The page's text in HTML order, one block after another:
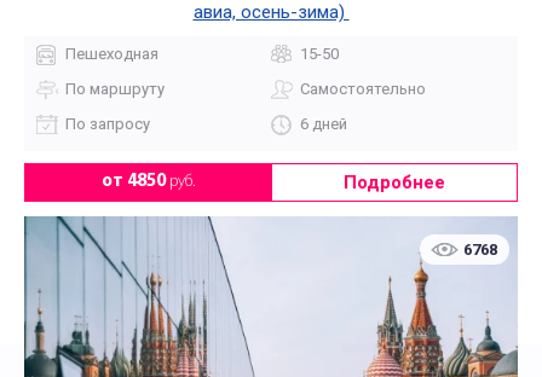
авиа, осень-зима)
Пешеходная
15-50
По маршруту
Самостоятельно
По запросу
6 дней
от 4850руб. Подробнее
6768